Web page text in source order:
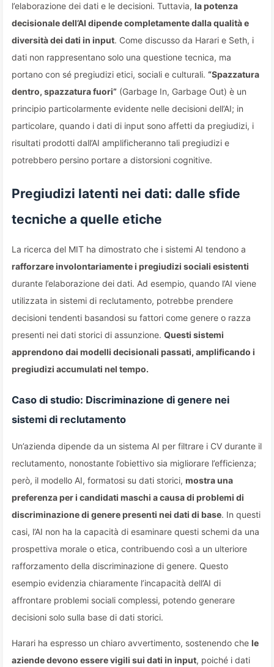
l’elaborazione dei dati e le decisioni. Tuttavia, la potenza
decisionale dell’AI dipende completamente dalla qualità e
diversità dei dati in input. Come discusso da Harari e Seth, i
dati non rappresentano solo una questione tecnica, ma
portano con sé pregiudizi etici, sociali e culturali. “Spazzatura
dentro, spazzatura fuori” (Garbage In, Garbage Out) è un
principio particolarmente evidente nelle decisioni dell’AI; in
particolare, quando i dati di input sono affetti da pregiudizi, i
risultati prodotti dall’AI amplificheranno tali pregiudizi e
potrebbero persino portare a distorsioni cognitive.
Pregiudizi latenti nei dati: dalle sfide
tecniche a quelle etiche
La ricerca del MIT ha dimostrato che i sistemi AI tendono a
rafforzare involontariamente i pregiudizi sociali esistenti
durante l’elaborazione dei dati. Ad esempio, quando l’AI viene
utilizzata in sistemi di reclutamento, potrebbe prendere
decisioni tendenti basandosi su fattori come genere o razza
presenti nei dati storici di assunzione. Questi sistemi
apprendono dai modelli decisionali passati, amplificando i
pregiudizi accumulati nel tempo.
Caso di studio: Discriminazione di genere nei
sistemi di reclutamento
Un’azienda dipende da un sistema AI per filtrare i CV durante il
reclutamento, nonostante l’obiettivo sia migliorare l’efficienza;
però, il modello AI, formatosi su dati storici, mostra una
preferenza per i candidati maschi a causa di problemi di
discriminazione di genere presenti nei dati di base. In questi
casi, l’AI non ha la capacità di esaminare questi schemi da una
prospettiva morale o etica, contribuendo così a un ulteriore
rafforzamento della discriminazione di genere. Questo
esempio evidenzia chiaramente l’incapacità dell’AI di
affrontare problemi sociali complessi, potendo generare
decisioni solo sulla base di dati storici.
Harari ha espresso un chiaro avvertimento, sostenendo che le
aziende devono essere vigili sui dati in input, poiché i dati